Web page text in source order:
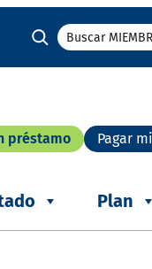
Buscar
préstamo Pagar
Plan